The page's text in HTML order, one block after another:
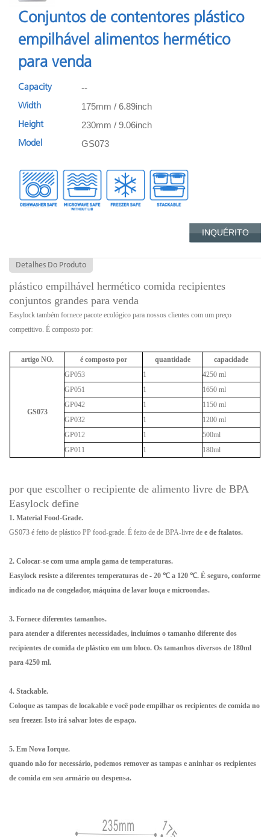
Conjuntos de contentores plástico
empilhável alimentos hermético
para venda
Capacity --
Width 175mm / 6.89inch
Height 230mm / 9.06inch
Model GS073
INQUÉRITO
Detalhes Do Produto
plástico empilhável hermético comida recipientes
conjuntos grandes para venda
Easylock também fornece pacote ecológico para nossos clientes com um preço
competitivo. É composto por:
artigo NO. é composto por quantidade capacidade
GS073
GP053 1
4250 ml
GP051
1
1650 ml
GP042
1
1150 ml
GP032
1
1200 ml
GP012
1
500ml
GP011
1 180ml
por que escolher o recipiente de alimento livre de BPA
Easylock define
1. Material Food-Grade.
GS073 é feito de plástico PP food-grade. É feito de de BPA-livre de e de ftalatos.
2. Colocar-se com uma ampla gama de temperaturas.
Easylock resiste a diferentes temperaturas de - 20 ℃ a 120 ℃. É seguro, conforme
indicado na de congelador, máquina de lavar louça e microondas.
3. Fornece diferentes tamanhos.
para atender a diferentes necessidades, incluímos o tamanho diferente dos
recipientes de comida de plástico em um bloco. Os tamanhos diversos de 180ml
para 4250 ml.
4. Stackable.
Coloque as tampas de locakable e você pode empilhar os recipientes de comida no
seu freezer. Isto irá salvar lotes de espaço.
5. Em Nova Iorque.
quando não for necessário, podemos remover as tampas e aninhar os recipientes
de comida em seu armário ou despensa.